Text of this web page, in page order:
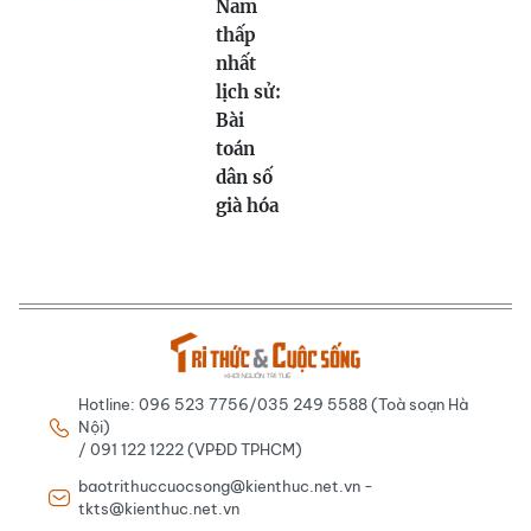
Nam
thấp
nhất
lịch sử:
Bài
toán
dân số
già hóa
Hotline: 096 523 7756/035 249 5588 (Toà soạn Hà
Nội)
/ 091 122 1222 (VPĐD TPHCM)
baotrithuccuocsong@kienthuc.net.vn -
tkts@kienthuc.net.vn